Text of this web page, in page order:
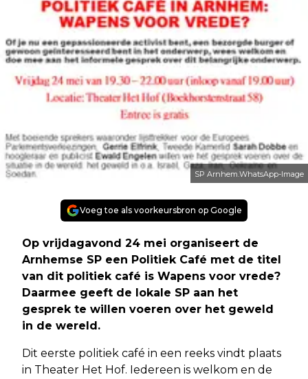
SP Arnhem.WhatsApp-Image
Voeg toe als voorkeursbron op Google
Op vrijdagavond 24 mei organiseert de
Arnhemse SP een Politiek Café met de titel
van dit politiek café is Wapens voor vrede?
Daarmee geeft de lokale SP aan het
gesprek te willen voeren over het geweld
in de wereld.
Dit eerste politiek café in een reeks vindt plaats
in Theater Het Hof. Iedereen is welkom en de